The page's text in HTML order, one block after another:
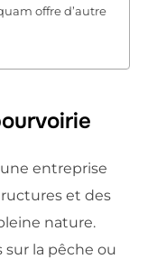
offre d’autre
entreprise
et des
nature.
sur la pêche ou